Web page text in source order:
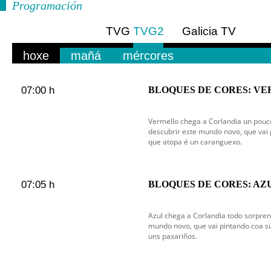
Programación
TVG TVG2
Galicia TV
hoxe mañá mércores
07:00 h BLOQUES DE CORES:
Vermello chega a Corlandia un
descubrir este mundo novo, que
que atopa é un caranguexo.
07:05 h BLOQUES DE CORES:
Azul chega a Corlandia todo
mundo novo, que vai pintando coa
uns paxariños.